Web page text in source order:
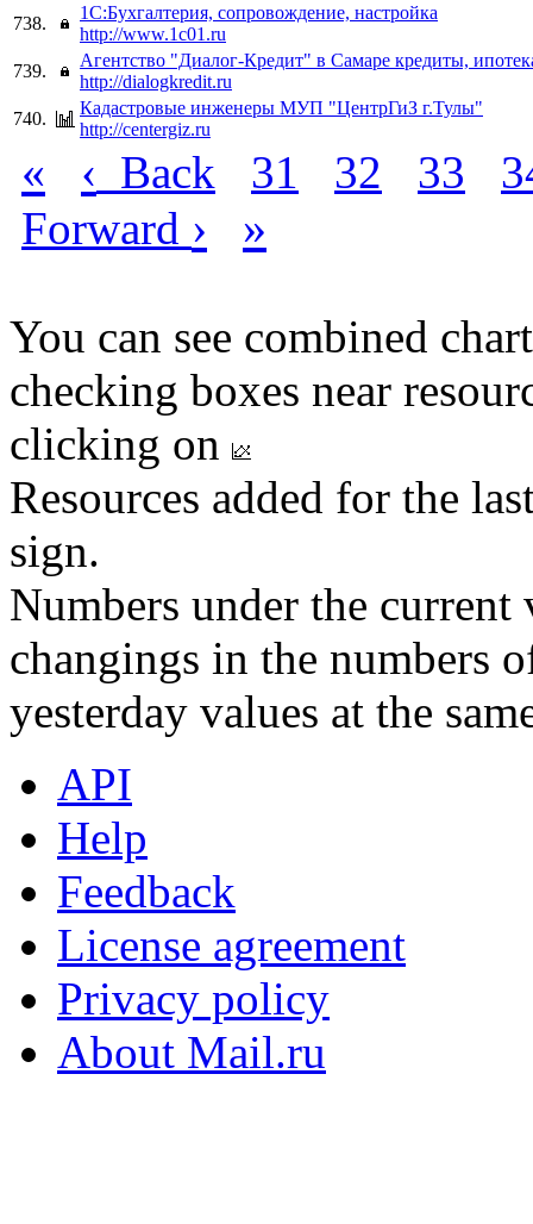
738.
1С:Бухгалтерия, сопровождение, настройка
http://www.1c01.ru
739.
Агентство "Диалог-Кредит" в Самаре кредиты,
http://dialogkredit.ru
740.
Кадастровые инженеры МУП "ЦентрГиЗ г.Тулы"
http://centergiz.ru
« ‹ Back 31 32 33
Forward › »
You can see combined
checking boxes near
clicking on
Resources added for the
sign.
Numbers under the
changings in the numbers
yesterday values at the
API
Help
Feedback
License agreement
Privacy policy
About Mail.ru